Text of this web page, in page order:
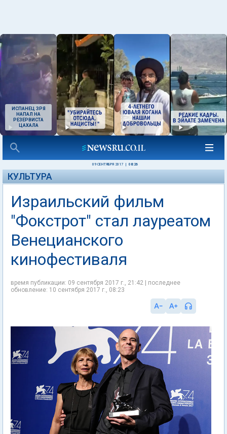
ИСПАНЕЦ ЗРЯ
НАПАЛ НА
РЕЗЕРВИСТА
ЦАХАЛА
09 СЕНТЯБРЯ 2017 08:26
КУЛЬТУРА
Израильский фильм
"Фокстрот" стал лауреатом
Венецианского
кинофестиваля
время публикации: 09 сентября 2017 г., 21:42 | последнее
обновление: 10 сентября 2017 г., 08:23